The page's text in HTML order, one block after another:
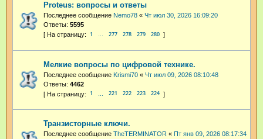
Proteus: вопросы и ответы
Последнее сообщение Nemo78 « Чт июл 30, 2026 16:09:20
Ответы: 5595
1 … 277 278 279 280
Мелкие вопросы по цифровой технике.
Последнее сообщение Krismi70 « Чт июл 09, 2026 08:10:48
Ответы: 4462
1 221 222 223 224
Транзисторные ключи.
Последнее сообщение TheTERMINATOR « Пт янв 09, 2026 08:17:34